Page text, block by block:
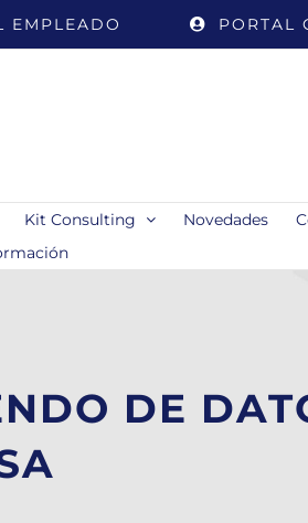
EMPLEADO PORTAL
Kit Consulting Novedades
DE